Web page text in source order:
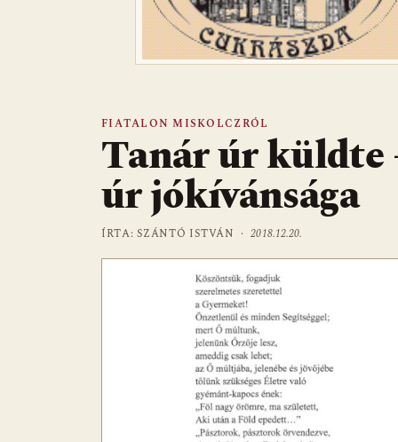
FIATALON MISKOLCZRÓL
Tanár úr
úr jókívánsága
ÍRTA: SZÁNTÓ ISTVÁN ·2018.12.20.